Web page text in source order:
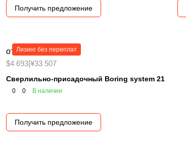
Получить предложение
Лизинг без переплат
от 380 000 ₽
$4 693 ¥33 507
Сверлильно-присадочный Boring system 21
0 0 В наличии
Получить предложение